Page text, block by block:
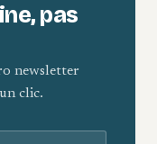
pas
newsletter
clic.